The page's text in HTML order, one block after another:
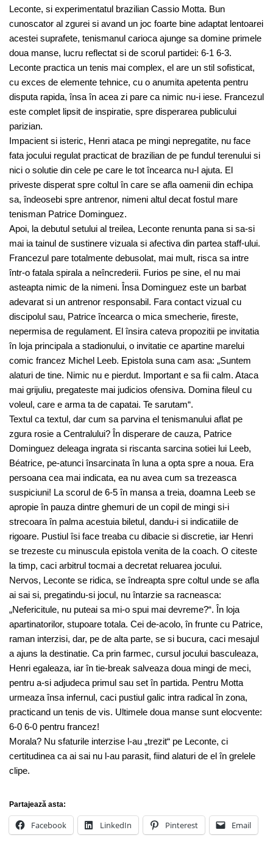
Leconte, si experimentatul brazilian Cassio Motta. Bun
cunoscator al zgurei si avand un joc foarte bine adaptat lentoarei
acestei suprafete, tenismanul carioca ajunge sa domine primele
doua manse, lucru reflectat si de scorul partidei: 6-1 6-3.
Leconte practica un tenis mai complex, el are un stil sofisticat,
cu exces de elemente tehnice, cu o anumita apetenta pentru
disputa rapida, însa în acea zi pare ca nimic nu-i iese. Francezul
este complet lipsit de inspiratie, spre disperarea publicului
parizian.
Impacient si isteric, Henri ataca pe mingi nepregatite, nu face
fata jocului regulat practicat de brazilian de pe fundul terenului si
nici o solutie din cele pe care le tot încearca nu-l ajuta. El
priveste disperat spre coltul în care se afla oamenii din echipa
sa, îndeosebi spre antrenor, nimeni altul decat fostul mare
tenisman Patrice Dominguez.
Apoi, la debutul setului al treilea, Leconte renunta pana si sa-si
mai ia tainul de sustinere vizuala si afectiva din partea staff-ului.
Francezul pare totalmente debusolat, mai mult, risca sa intre
într-o fatala spirala a neîncrederii. Furios pe sine, el nu mai
asteapta nimic de la nimeni. Însa Dominguez este un barbat
adevarat si un antrenor responsabil. Fara contact vizual cu
discipolul sau, Patrice încearca o mica smecherie, fireste,
nepermisa de regulament. El însira cateva propozitii pe invitatia
în loja principala a stadionului, o invitatie ce apartine marelui
comic francez Michel Leeb. Epistola suna cam asa: „Suntem
alaturi de tine. Nimic nu e pierdut. Important e sa fii calm. Ataca
mai grijuliu, pregateste mai judicios ofensiva. Domina fileul cu
voleul, care e arma ta de capatai. Te sarutam“.
Textul ca textul, dar cum sa parvina el tenismanului aflat pe
zgura rosie a Centralului? În disperare de cauza, Patrice
Dominguez deleaga ingrata si riscanta sarcina sotiei lui Leeb,
Béatrice, pe-atunci însarcinata în luna a opta spre a noua. Era
persoana cea mai indicata, ea nu avea cum sa trezeasca
suspiciuni! La scorul de 6-5 în mansa a treia, doamna Leeb se
apropie în pauza dintre ghemuri de un copil de mingi si-i
strecoara în palma acestuia biletul, dandu-i si indicatiile de
rigoare. Pustiul îsi face treaba cu dibacie si discretie, iar Henri
se trezeste cu minuscula epistola venita de la coach. O citeste
la timp, caci arbitrul tocmai a decretat reluarea jocului.
Nervos, Leconte se ridica, se îndreapta spre coltul unde se afla
ai sai si, pregatindu-si jocul, nu întarzie sa racneasca:
„Nefericitule, nu puteai sa mi-o spui mai devreme?“. În loja
apartinatorilor, stupoare totala. Cei de-acolo, în frunte cu Patrice,
raman interzisi, dar, pe de alta parte, se si bucura, caci mesajul
a ajuns la destinatie. Ca prin farmec, cursul jocului basculeaza,
Henri egaleaza, iar în tie-break salveaza doua mingi de meci,
pentru a-si adjudeca primul sau set în partida. Pentru Motta
urmeaza însa infernul, caci pustiul galic intra radical în zona,
practicand un tenis de vis. Ultimele doua manse sunt elocvente:
6-0 6-0 pentru francez!
Morala? Nu sfaturile interzise l-au „trezit“ pe Leconte, ci
certitudinea ca ai sai nu l-au parasit, fiind alaturi de el în grelele
clipe.
Partajează asta:
Facebook LinkedIn Pinterest Email